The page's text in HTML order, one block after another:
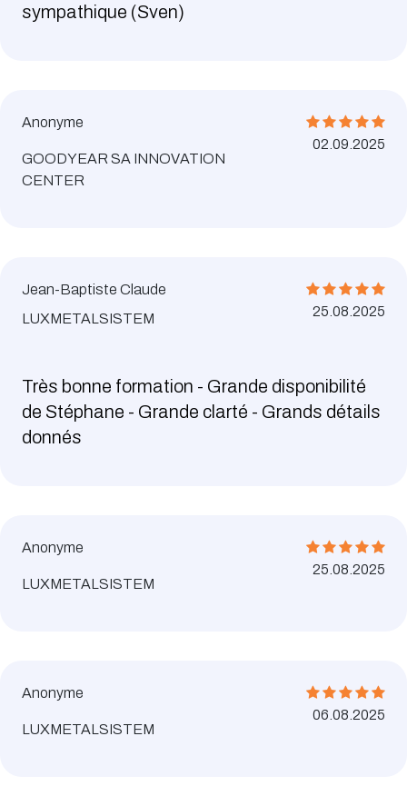
sympathique (Sven)
Anonyme
GOODYEAR SA INNOVATION
CENTER
02.09.2025
Jean-Baptiste Claude
LUXMETALSISTEM
25.08.2025
Très bonne formation - Grande disponibilité
de Stéphane - Grande clarté - Grands détails
donnés
Anonyme
LUXMETALSISTEM
25.08.2025
Anonyme
LUXMETALSISTEM
06.08.2025